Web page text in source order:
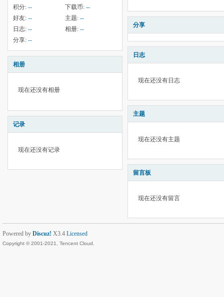
积分: -- 下载币: --
好友: -- 主题: --
日志: -- 相册: --
分享: --
相册
现在还没有相册
记录
现在还没有记录
分享
日志
现在还没有日志
主题
现在还没有主题
留言板
现在还没有留言
Powered by Discuz! X3.4 Licensed
Copyright © 2001-2021, Tencent Cloud.